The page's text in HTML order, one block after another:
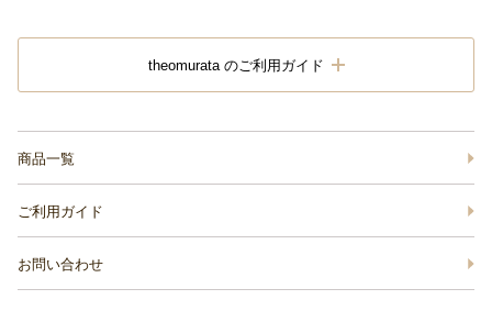
theomurata のご利用ガイド
商品一覧
ご利用ガイド
お問い合わせ